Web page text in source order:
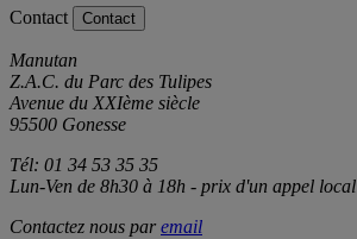
Contact Contact
Manutan
Z.A.C. du Parc des Tulipes
Avenue du XXIème siècle
95500 Gonesse
Tél: 01 34 53 35 35
Lun-Ven de 8h30 à 18h - prix d'un appel local
Contactez nous paremail